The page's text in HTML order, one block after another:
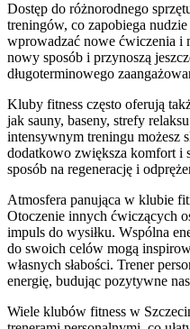
Dostęp do różnorodnego
treningów, co zapobiega
wprowadzać nowe ćwiczenia i
nowy sposób i przynoszą
długoterminowego
Kluby fitness często oferują
jak sauny, baseny, strefy
intensywnym treningu możesz
dodatkowo zwiększa komfort i
sposób na regenerację i
Atmosfera panująca w klubie
Otoczenie innych ćwiczących
impuls do wysiłku. Wspólna
do swoich celów mogą
własnych słabości. Trener
energię, budując pozytywne
Wiele klubów fitness w